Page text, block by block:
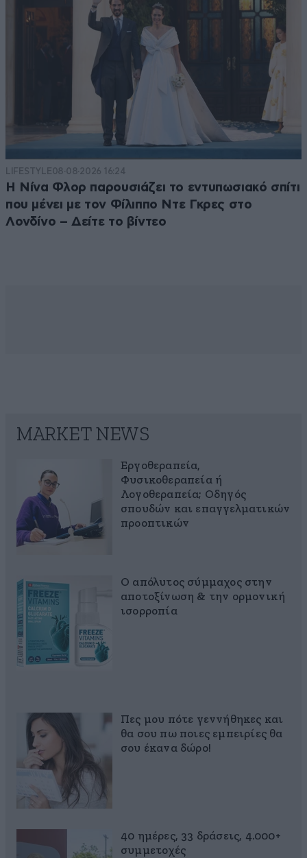
LIFESTYLE08·08·2026 16:24
Η Νίνα Φλορ παρουσιάζει το εντυπωσιακό σπίτι
που μένει με τον Φίλιππο Ντε Γκρες στο
Λονδίνο – Δείτε το βίντεο
MARKET NEWS
Εργοθεραπεία,
Φυσικοθεραπεία ή
Λογοθεραπεία; Οδηγός
σπουδών και επαγγελματικών
προοπτικών
Ο απόλυτος σύμμαχος στην
αποτοξίνωση & την ορμονική
ισορροπία
Πες μου πότε γεννήθηκες και
θα σου πω ποιες εμπειρίες θα
σου έκανα δώρο!
40 ημέρες, 33 δράσεις, 4.000+
συμμετοχές